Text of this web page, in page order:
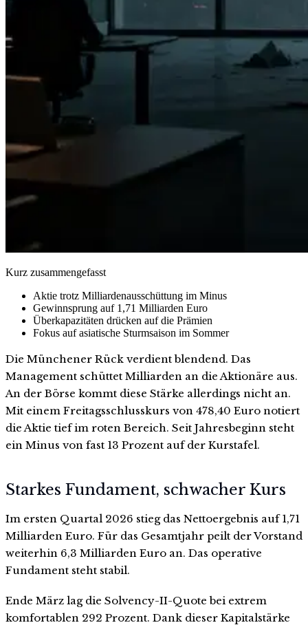
Kurz zusammengefasst
Aktie trotz Milliardenausschüttung im Minus
Gewinnsprung auf 1,71 Milliarden Euro
Überkapazitäten drücken auf die Prämien
Fokus auf asiatische Sturmsaison im Sommer
Die Münchener Rück verdient blendend. Das
Management schüttet Milliarden an die Aktionäre aus.
An der Börse kommt diese Stärke allerdings nicht an.
Mit einem Freitagsschlusskurs von 478,40 Euro notiert
die Aktie tief im roten Bereich. Seit Jahresbeginn steht
ein Minus von fast 13 Prozent auf der Kurstafel.
Starkes Fundament, schwacher Kurs
Im ersten Quartal 2026 stieg das Nettoergebnis auf 1,71
Milliarden Euro. Für das Gesamtjahr peilt der Vorstand
weiterhin 6,3 Milliarden Euro an. Das operative
Fundament steht stabil.
Ende März lag die Solvency-II-Quote bei extrem
komfortablen 292 Prozent. Dank dieser Kapitalstärke